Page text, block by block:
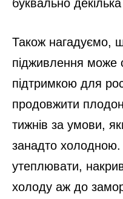
буквально
Також нагадуємо,
підживлення може
підтримкою для
продовжити
тижнів за умови,
занадто
утеплювати,
холоду аж до